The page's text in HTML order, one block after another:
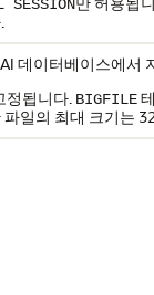
SESSION
데이터베이스에서
정됩니다. BIGFILE
일의 최대 크기는